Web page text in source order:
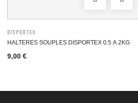
DISPORTEX
HALTERES SOUPLES DISPORTEX 0.5 A 2KG
9,00 €